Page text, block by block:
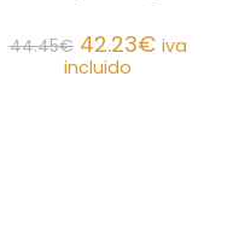
44.45€ 42.23€ iva
incluido